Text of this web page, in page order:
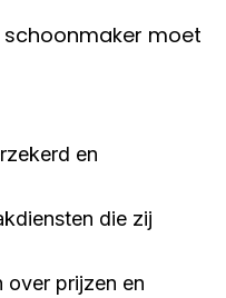
schoonmaker moet
en
die zij
over prijzen en